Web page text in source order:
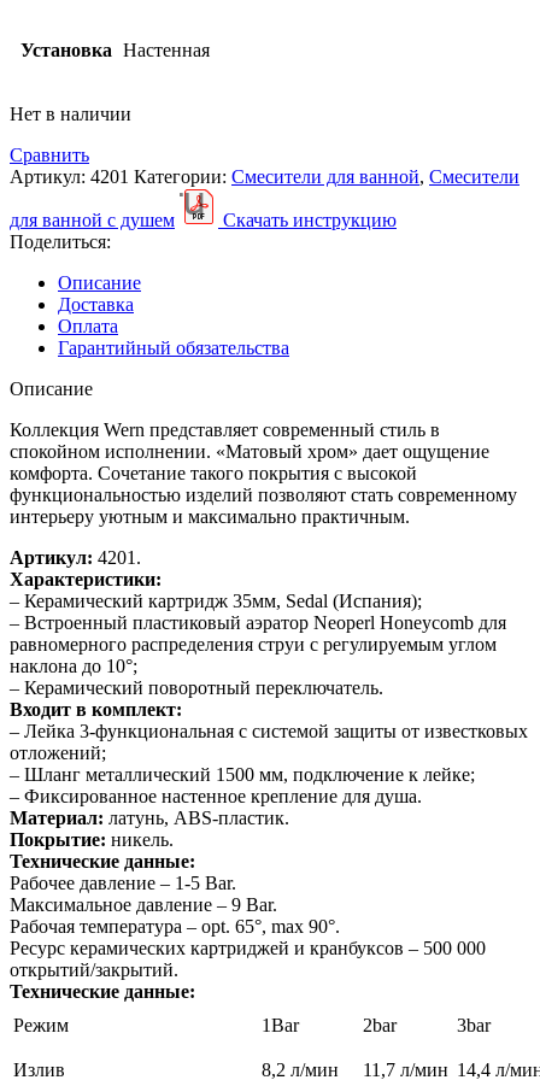
Установка Настенная
Нет в наличии
Сравнить
Артикул: 4201 Категории: Смесители для ванной, Смесители
для ванной с душем
Скачать инструкцию
Поделиться:
Описание
Доставка
Оплата
Гарантийный обязательства
Описание
Коллекция Wern представляет современный стиль в
спокойном исполнении. «Матовый хром» дает ощущение
комфорта. Сочетание такого покрытия с высокой
функциональностью изделий позволяют стать современному
интерьеру уютным и максимально практичным.
Артикул: 4201.
Характеристики:
– Керамический картридж 35мм, Sedal (Испания);
– Встроенный пластиковый аэратор Neoperl Honeycomb для
равномерного распределения струи с регулируемым углом
наклона до 10°;
– Керамический поворотный переключатель.
Входит в комплект:
– Лейка 3-функциональная с системой защиты от известковых
отложений;
– Шланг металлический 1500 мм, подключение к лейке;
– Фиксированное настенное крепление для душа.
Материал: латунь, ABS-пластик.
Покрытие: никель.
Технические данные:
Рабочее давление – 1-5 Bar.
Максимальное давление – 9 Bar.
Рабочая температура – opt. 65°, max 90°.
Ресурс керамических картриджей и кранбуксов – 500 000
открытий/закрытий.
Технические данные:
Режим
1Bar 2bar 3bar
Излив 8,2 л/мин 11,7 л/мин 14,4 л/